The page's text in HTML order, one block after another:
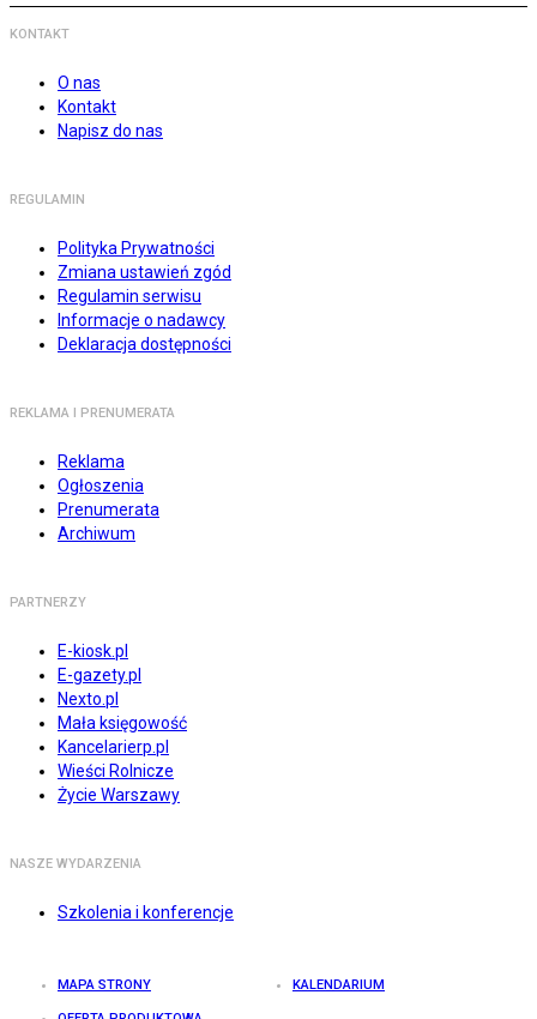
KONTAKT
O nas
Kontakt
Napisz do nas
REGULAMIN
Polityka Prywatności
Zmiana ustawień zgód
Regulamin serwisu
Informacje o nadawcy
Deklaracja dostępności
REKLAMA I PRENUMERATA
Reklama
Ogłoszenia
Prenumerata
Archiwum
PARTNERZY
E-kiosk.pl
E-gazety.pl
Nexto.pl
Mała księgowość
Kancelarierp.pl
Wieści Rolnicze
Życie Warszawy
NASZE WYDARZENIA
Szkolenia i konferencje
MAPA STRONY KALENDARIUM